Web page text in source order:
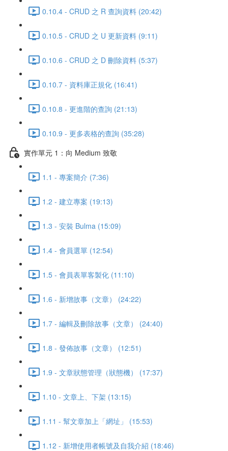
0.10.4 - CRUD 之 R 查詢資料 (20:42)
0.10.5 - CRUD 之 U 更新資料 (9:11)
0.10.6 - CRUD 之 D 刪除資料 (5:37)
0.10.7 - 資料庫正規化 (16:41)
0.10.8 - 更進階的查詢 (21:13)
0.10.9 - 更多表格的查詢 (35:28)
實作單元 1：向 Medium 致敬
1.1 - 專案簡介 (7:36)
1.2 - 建立專案 (19:13)
1.3 - 安裝 Bulma (15:09)
1.4 - 會員選單 (12:54)
1.5 - 會員表單客製化 (11:10)
1.6 - 新增故事（文章） (24:22)
1.7 - 編輯及刪除故事（文章） (24:40)
1.8 - 發佈故事（文章） (12:51)
1.9 - 文章狀態管理（狀態機） (17:37)
1.10 - 文章上、下架 (13:15)
1.11 - 幫文章加上「網址」 (15:53)
1.12 - 新增使用者帳號及自我介紹 (18:46)